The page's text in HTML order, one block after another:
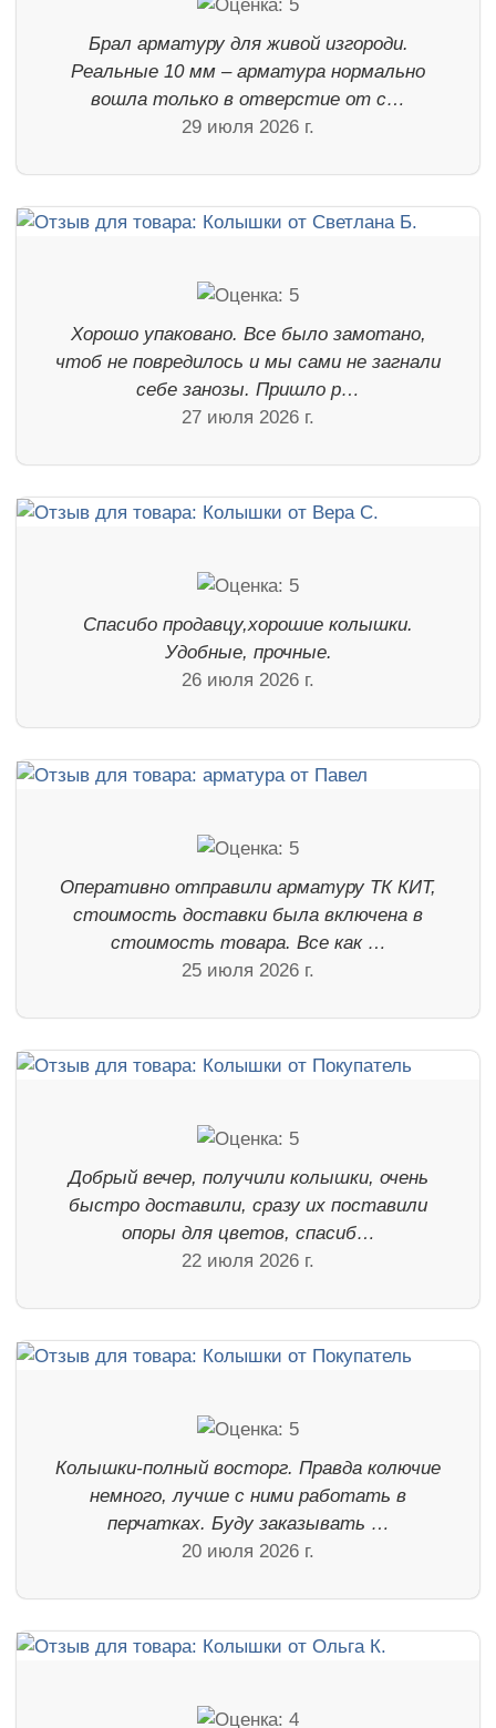
Брал арматуру для живой изгороди.
Реальные 10 мм – арматура нормально
вошла только в отверстие от с…
29 июля 2026 г.
Хорошо упаковано. Все было замотано,
чтоб не повредилось и мы сами не загнали
себе занозы. Пришло р…
27 июля 2026 г.
Спасибо продавцу,хорошие колышки.
Удобные, прочные.
26 июля 2026 г.
Оперативно отправили арматуру ТК КИТ,
стоимость доставки была включена в
стоимость товара. Все как …
25 июля 2026 г.
Добрый вечер, получили колышки, очень
быстро доставили, сразу их поставили
опоры для цветов, спасиб…
22 июля 2026 г.
Колышки-полный восторг. Правда колючие
немного, лучше с ними работать в
перчатках. Буду заказывать …
20 июля 2026 г.